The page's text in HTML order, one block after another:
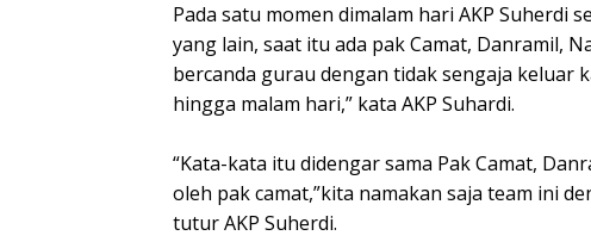
Pada satu momen dimalam hari AKP Suherdi
yang lain, saat itu ada pak Camat, Danramil,
bercanda gurau dengan tidak sengaja keluar
hingga malam hari,” kata AKP Suhardi.
“Kata-kata itu didengar sama Pak Camat,
oleh pak camat,”kita namakan saja team ini
tutur AKP Suherdi.